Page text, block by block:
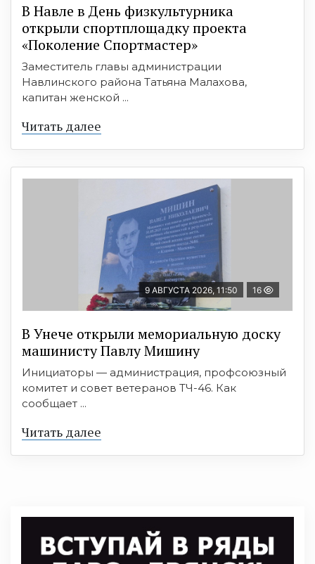
В Навле в День физкультурника
открыли спортплощадку проекта
«Поколение Спортмастер»
Заместитель главы администрации
Навлинского района Татьяна Малахова,
капитан женской ...
Читать далее
9 АВГУСТА 2026, 11:50 16
В Унече открыли мемориальную доску
машинисту Павлу Мишину
Инициаторы — администрация, профсоюзный
комитет и совет ветеранов ТЧ-46. Как
сообщает ...
Читать далее